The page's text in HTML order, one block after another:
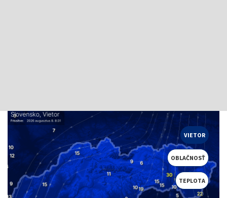
VIETOR
OBLAČNOSŤ
TEPLOTA